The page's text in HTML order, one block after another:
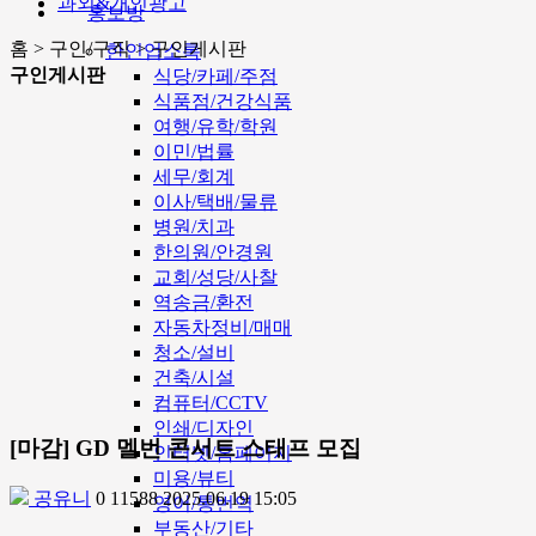
홍보방
한인업소록
식당/카페/주점
식품점/건강식품
여행/유학/학원
이민/법률
세무/회계
이사/택배/물류
병원/치과
한의원/안경원
교회/성당/사찰
역송금/환전
자동차정비/매매
청소/설비
건축/시설
컴퓨터/CCTV
인쇄/디자인
인터넷/홈페이지
미용/뷰티
영어/통번역
부동산/기타
홈 > 구인/구직 > 구인게시판
구인게시판
[마감] GD 멜번 콘서트 스태프 모집
공유니 0 115882025.06.19 15:05